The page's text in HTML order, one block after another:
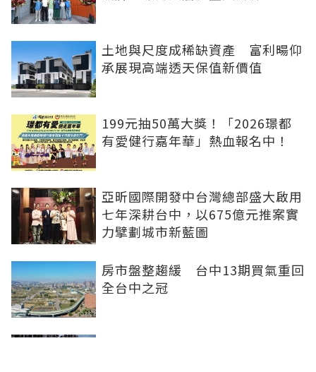
土地與尺度成稀缺資產 富利暘仰
承展現高端透天保值新價值
199元抽50萬大獎！「2026璟都
有愛健行嘉年華」熱血報名中！
亞昕國際開發中台灣總部盛大啟用
七年深耕台中，以675億元推案實
力擘劃城市新藍圖
房市盤整趨緩 台中13期買氣重回
全台中之冠